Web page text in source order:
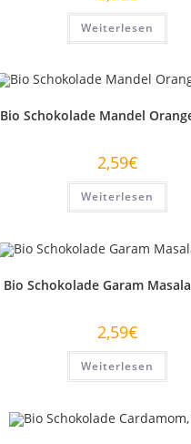
Weiterlesen
Bio Schokolade Mandel
2,59€
Weiterlesen
Bio Schokolade Garam
2,59€
Weiterlesen